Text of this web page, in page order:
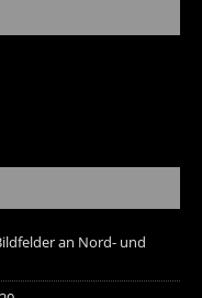
an Nord- und